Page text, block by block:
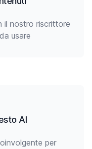
il nostro riscrittore
usare
AI
per